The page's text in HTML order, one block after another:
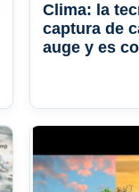
Clima: la
captura de
auge y es